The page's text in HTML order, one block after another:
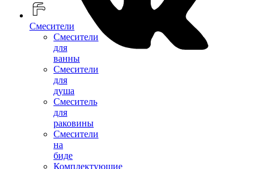
Смесители
Смесители
для
ванны
Смесители
для
душа
Смеситель
для
раковины
Смесители
на
биде
Комплектующие